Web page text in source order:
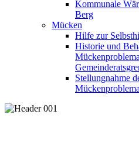
Kommunale
Berg
Mücken
Hilfe zur
Historie und
Stellungnahme